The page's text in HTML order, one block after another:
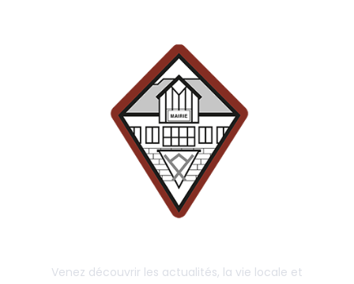
Venez découvrir les actualités, la vie locale et